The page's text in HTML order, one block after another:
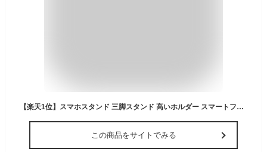
【楽天1位】スマホスタンド 三脚スタンド 高いホルダー スマートフォン三脚 長い自撮り棒 軽量 コンパクト 持ち便利 遠隔撮影 リモコン付 小型 iPhone Android ミニ 3段階伸縮 360回転 安定性 プロジェクター用 旅行/卒業式/撮影/ライブ配信/映画放送
この商品をサイトでみる